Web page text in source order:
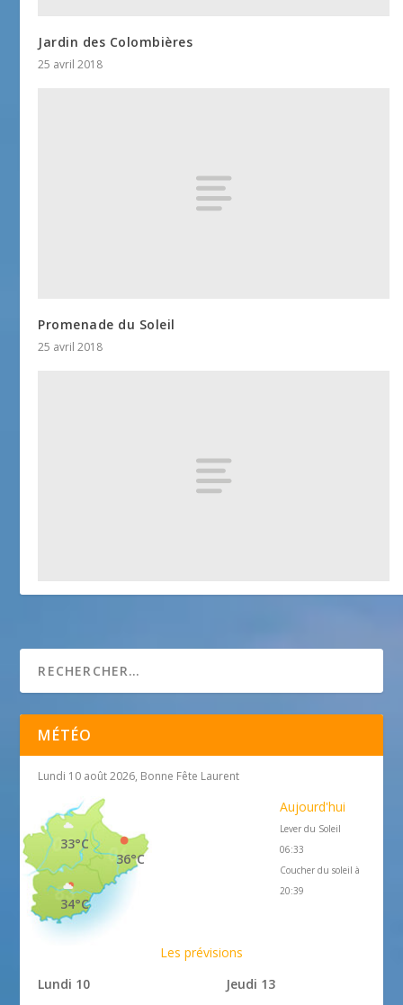
Jardin des Colombières
25 avril 2018
Promenade du Soleil
25 avril 2018
MÉTÉO
Lundi 10 août 2026, Bonne Fête Laurent
36°C
33°C
34°C
Aujourd'hui
Lever du Soleil
06:33
Coucher du soleil à
20:39
Les prévisions
Lundi 10
Jeudi 13